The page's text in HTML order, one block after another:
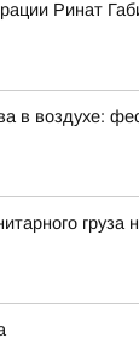
Ринат
в воздухе:
груза